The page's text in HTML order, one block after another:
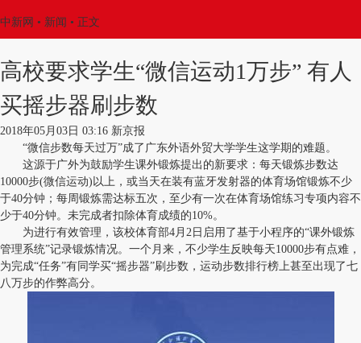
中新网 • 新闻 • 正文
高校要求学生“微信运动1万步” 有人
买摇步器刷步数
2018年05月03日 03:16 新京报
“微信步数每天过万”成了广东外语外贸大学学生这学期的难题。
这源于广外为鼓励学生课外锻炼提出的新要求：每天锻炼步数达
10000步(微信运动)以上，或当天在装有蓝牙发射器的体育场馆锻炼不少
于40分钟；每周锻炼需达标五次，至少有一次在体育场馆练习专项内容不
少于40分钟。未完成者扣除体育成绩的10%。
为进行有效管理，该校体育部4月2日启用了基于小程序的“课外锻炼
管理系统”记录锻炼情况。一个月来，不少学生反映每天10000步有点难，
为完成“任务”有同学买“摇步器”刷步数，运动步数排行榜上甚至出现了七
八万步的作弊高分。